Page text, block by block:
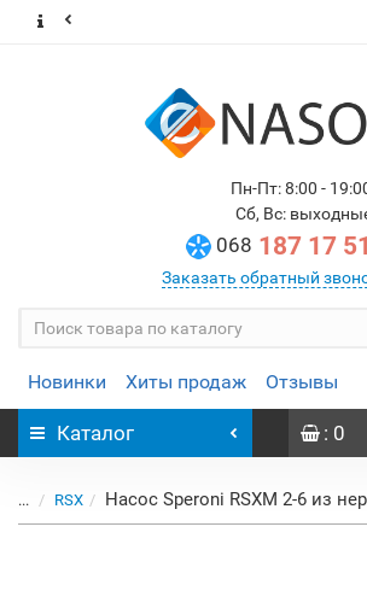
Пн-Пт: 8:00 -
Сб, Вс:
068 187 17 51
Заказать обратный
Новинки Хиты продаж Отзывы
Каталог : 0
... RSX Насос Speroni RSXM 2-6 из